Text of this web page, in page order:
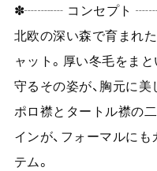
✽┈┈┈ コンセプト
北欧の深い森で育まれ
ャット。厚い冬毛をま
守るその姿が、胸元に美
ポロ襟とタートル襟の
インが、フォーマルに
テム。